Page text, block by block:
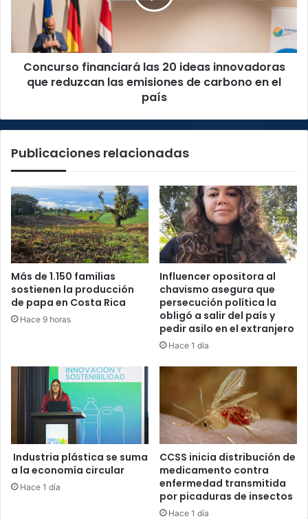
innovadoras
reduzcan
las
emisiones
el
Concurso financiará las 20 ideas innovadoras
que reduzcan las emisiones de carbono en el
país
Publicaciones relacionadas
Más de 1.150 familias
sostienen la producción
de papa en Costa Rica
Hace 9 horas
Influencer opositora al
chavismo asegura que
persecución política la
obligó a salir del país y
pedir asilo en el extranjero
Hace 1 día
Industria plástica se suma
a la economía circular
Hace 1 día
CCSS inicia distribución de
medicamento contra
enfermedad transmitida
por picaduras de insectos
Hace 1 día